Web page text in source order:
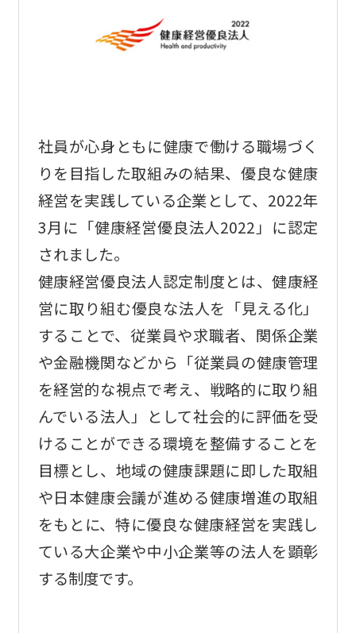
社員が心身ともに健康で働ける職場づく
りを目指した取組みの結果、優良な健康
経営を実践している企業として、2022年
3月に「健康経営優良法人2022」に認定
されました。
健康経営優良法人認定制度とは、健康経
営に取り組む優良な法人を「見える化」
することで、従業員や求職者、関係企業
や金融機関などから「従業員の健康管理
を経営的な視点で考え、戦略的に取り組
んでいる法人」として社会的に評価を受
けることができる環境を整備することを
目標とし、地域の健康課題に即した取組
や日本健康会議が進める健康増進の取組
をもとに、特に優良な健康経営を実践し
ている大企業や中小企業等の法人を顕彰
する制度です。